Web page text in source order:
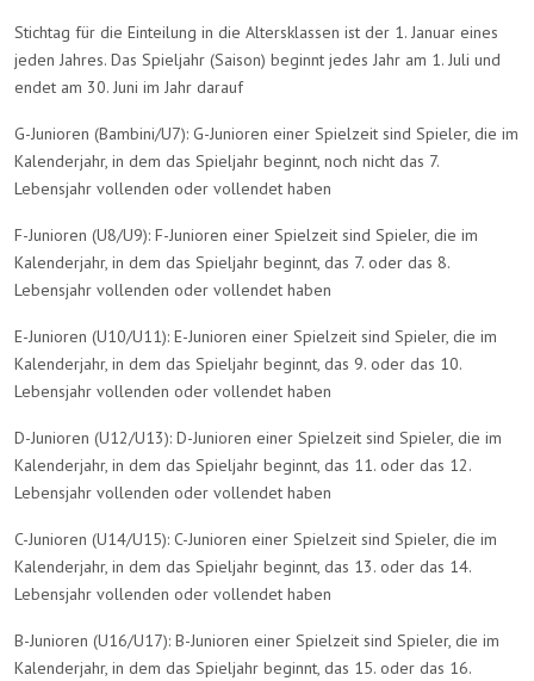
Stichtag für die Einteilung in die Altersklassen ist der 1. Januar eines
jeden Jahres. Das Spieljahr (Saison) beginnt jedes Jahr am 1. Juli und
endet am 30. Juni im Jahr darauf
G-Junioren (Bambini/U7): G-Junioren einer Spielzeit sind Spieler, die im
Kalenderjahr, in dem das Spieljahr beginnt, noch nicht das 7.
Lebensjahr vollenden oder vollendet haben
F-Junioren (U8/U9): F-Junioren einer Spielzeit sind Spieler, die im
Kalenderjahr, in dem das Spieljahr beginnt, das 7. oder das 8.
Lebensjahr vollenden oder vollendet haben
E-Junioren (U10/U11): E-Junioren einer Spielzeit sind Spieler, die im
Kalenderjahr, in dem das Spieljahr beginnt, das 9. oder das 10.
Lebensjahr vollenden oder vollendet haben
D-Junioren (U12/U13): D-Junioren einer Spielzeit sind Spieler, die im
Kalenderjahr, in dem das Spieljahr beginnt, das 11. oder das 12.
Lebensjahr vollenden oder vollendet haben
C-Junioren (U14/U15): C-Junioren einer Spielzeit sind Spieler, die im
Kalenderjahr, in dem das Spieljahr beginnt, das 13. oder das 14.
Lebensjahr vollenden oder vollendet haben
B-Junioren (U16/U17): B-Junioren einer Spielzeit sind Spieler, die im
Kalenderjahr, in dem das Spieljahr beginnt, das 15. oder das 16.